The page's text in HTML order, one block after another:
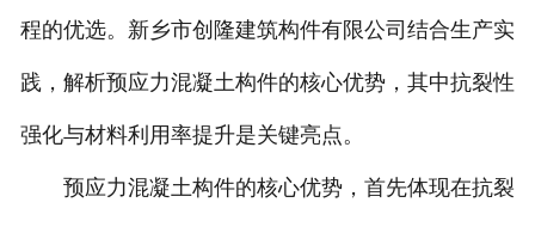
成功案例
联系我们
程的优选。新乡市创隆建筑构件有限公司结合生产实
践，解析预应力混凝土构件的核心优势，其中抗裂性
强化与材料利用率提升是关键亮点。
预应力混凝土构件的核心优势，首先体现在抗裂